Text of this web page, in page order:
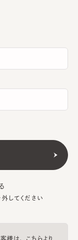
してください
様は、 こちらより